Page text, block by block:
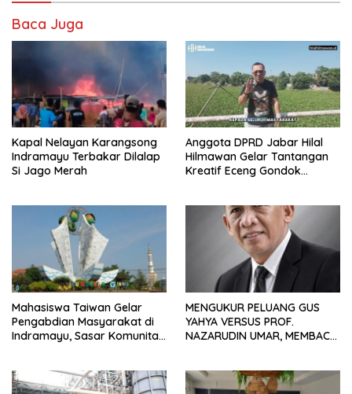
Baca Juga
Kapal Nelayan Karangsong
Indramayu Terbakar Dilalap
Si Jago Merah
Anggota DPRD Jabar Hilal
Hilmawan Gelar Tantangan
Kreatif Eceng Gondok
Mahasiswa Taiwan Gelar
Pengabdian Masyarakat di
Indramayu, Sasar Komunitas
MENGUKUR PELUANG GUS
YAHYA VERSUS PROF.
NAZARUDIN UMAR, MEMBACA